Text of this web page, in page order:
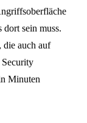
dort sein muss.
die auch auf
Minuten